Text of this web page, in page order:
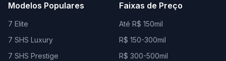
Modelos Populares
7 Elite
7 SHS Luxury
7 SHS Prestige
Faixas de Preço
Até R$ 150mil
R$ 150-300mil
R$ 300-500mil